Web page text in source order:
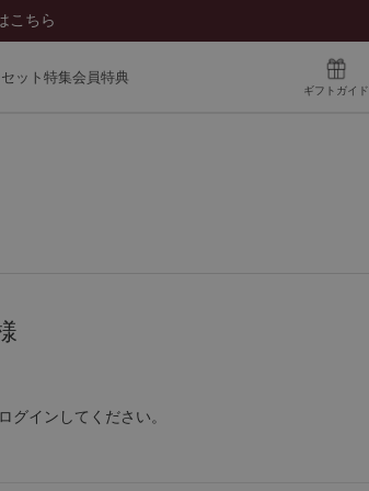
こちら
ット 特集会員特典
ギフトガイド
グインしてください。